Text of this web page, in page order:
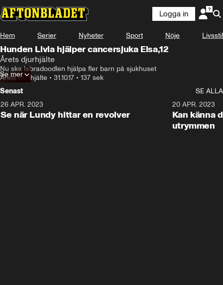
Logga in
Hem Serier Nyheter Sport Nöje Livsstil
Hunden Livia hjälper cancersjuka Elsa,12
Årets djurhjälte
Nu ska labradoodlen hjälpa fler barn på sjukhuset
Årets djurhjälte • 31.10.17 • 137 sek
Se mer
Senast
SE ALLA
26 APR. 2023
Se när Lundy hittar en revolver
20 APR. 2023
Kan känna
utrymmen